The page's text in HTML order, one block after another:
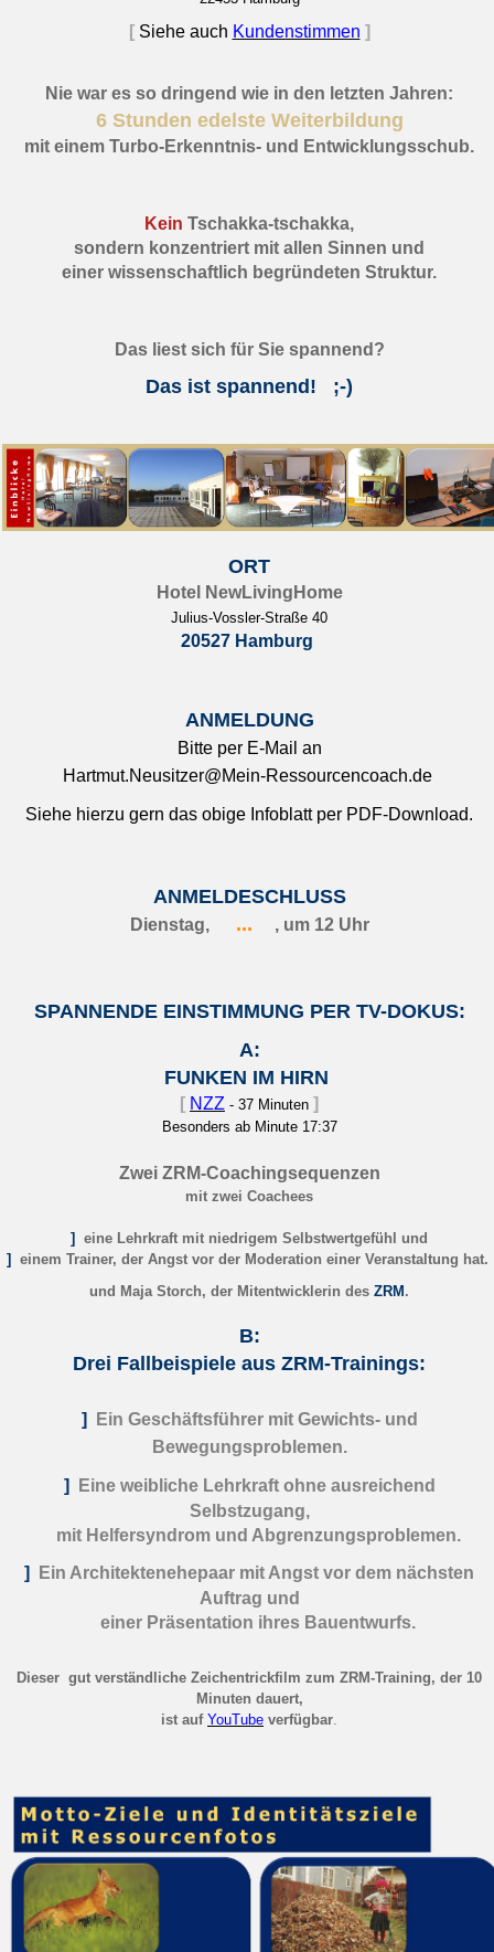
[Siehe auch Kundenstimmen ]
Nie war es so dringend wie in den letzten Jahren:
6 Stunden edelste Weiterbildung
mit einem Turbo-Erkenntnis- und Entwicklungsschub.
Kein Tschakka-tschakka,
sondern konzentriert mit allen Sinnen und
einer wissenschaftlich begründeten Struktur.
Das liest sich für Sie spannend?
Das ist spannend! ;-)
ORT
Hotel NewLivingHome
Julius-Vossler-Straße 40
20527 Hamburg
ANMELDUNG
Bitte per E-Mail an
Hartmut.Neusitzer@Mein-Ressourcencoach.de
Siehe hierzu gern das obige Infoblatt per PDF-Download.
ANMELDESCHLUSS
Dienstag, ... , um 12 Uhr
SPANNENDE EINSTIMMUNG PER TV-DOKUS:
A:
FUNKEN IM HIRN
[ NZZ - 37 Minuten ]
Besonders ab Minute 17:37
Zwei ZRM-Coachingsequenzen
mit zwei Coachees
] eine Lehrkraft mit niedrigem Selbstwertgefühl und
] einem Trainer, der Angst vor der Moderation einer Veranstaltung hat.
und Maja Storch, der Mitentwicklerin des ZRM .
B:
Drei Fallbeispiele aus ZRM-Trainings:
]
Ein Geschäftsführer mit Gewichts- und
Bewegungsproblemen.
]
Eine weibliche Lehrkraft ohne ausreichend
Selbstzugang,
mit Helfersyndrom und Abgrenzungsproblemen.
]
Ein Architektenehepaar mit Angst vor dem nächsten
Auftrag und
einer Präsentation ihres Bauentwurfs.
Dieser gut verständliche Zeichentrickfilm zum ZRM-Training, der 10
Minuten dauert,
ist auf YouTube verfügbar